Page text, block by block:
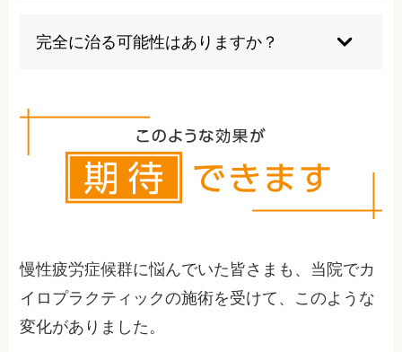
とが大切です。家事の分担や精神的な支えとなる
ことが回復を促進します。見た目では分からない
完全に治る可能性はありますか？
幅な改善や日常生活への復帰を果たしている例は
多数報告されています。諦めずに適切な治療を受
けることが重要です。
慢性疲労症候群に悩んでいた皆さまも、当院でカ
イロプラクティックの施術を受けて、このような
変化がありました。